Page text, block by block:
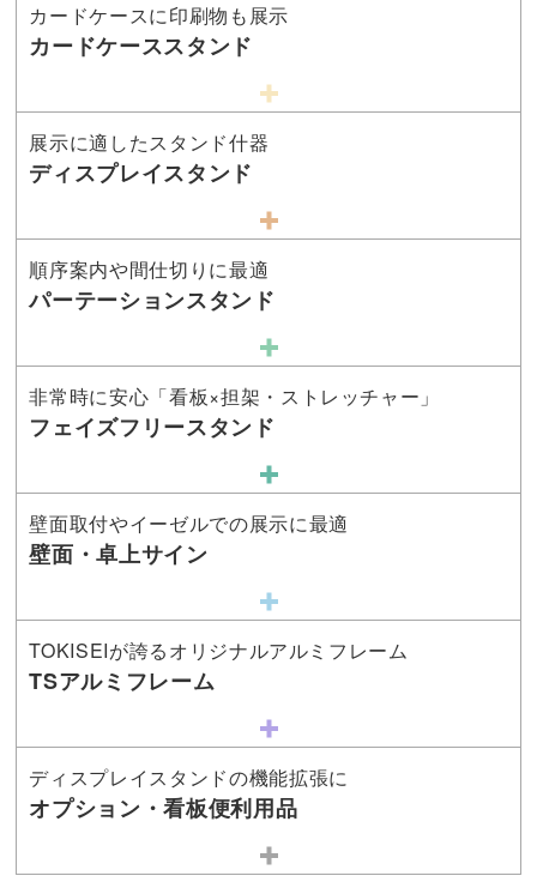
カードケースに印刷物も展示
カードケーススタンド
展示に適したスタンド什器
ディスプレイスタンド
順序案内や間仕切りに最適
パーテーションスタンド
非常時に安心「看板×担架・ストレッチャー」
フェイズフリースタンド
壁面取付やイーゼルでの展示に最適
壁面・卓上サイン
TOKISEIが誇るオリジナルアルミフレーム
TSアルミフレーム
ディスプレイスタンドの機能拡張に
オプション・看板便利用品